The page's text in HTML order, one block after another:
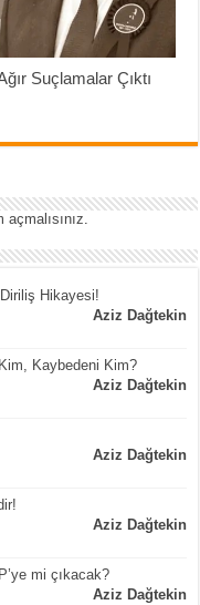
Suçlamalar Çıktı
açmalısınız.
Hikayesi!
Aziz Dağtekin
Kaybedeni Kim?
Aziz Dağtekin
Aziz Dağtekin
Aziz Dağtekin
mi çıkacak?
Aziz Dağtekin